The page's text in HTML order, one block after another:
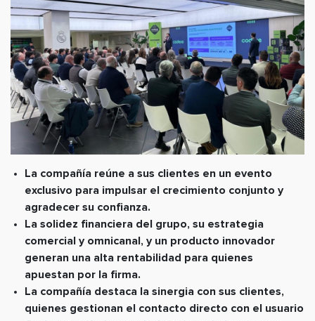
La compañía reúne a sus clientes en un evento
exclusivo para impulsar el crecimiento conjunto y
agradecer su confianza.
La solidez financiera del grupo, su estrategia
comercial y omnicanal, y un producto innovador
generan una alta rentabilidad para quienes
apuestan por la firma.
La compañía destaca la sinergia con sus clientes,
quienes gestionan el contacto directo con el usuario